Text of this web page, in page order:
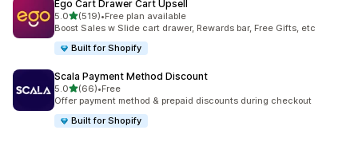
Ego Cart Drawer Cart Upsell
5.05つ星中
(519)
合計レビュー数：519件
•Free plan available
Boost Sales w Slide cart drawer, Rewards bar, Free Gifts, etc
Built for Shopify
Scala Payment Method Discount
5.05つ星中
(66)
合計レビュー数：66件
•Free
Offer payment method & prepaid discounts during checkout
Built for Shopify